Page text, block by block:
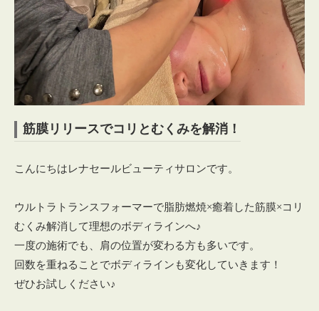
筋膜リリースでコリとむくみを解消！
こんにちはレナセールビューティサロンです。
ウルトラトランスフォーマーで脂肪燃焼×癒着した筋膜×コリ
むくみ解消して理想のボディラインへ♪
一度の施術でも、肩の位置が変わる方も多いです。
回数を重ねることでボディラインも変化していきます！
ぜひお試しください♪